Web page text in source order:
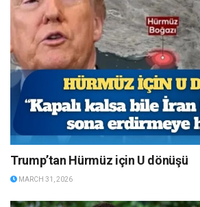
Trump’tan Hürmüz için U dönüşü
MARCH 31, 2026